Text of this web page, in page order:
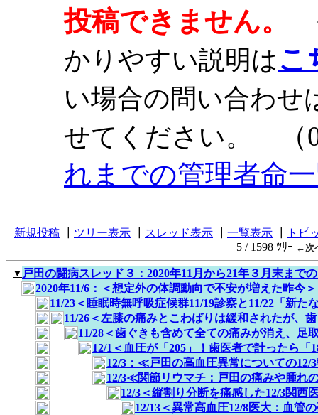
投稿できません。
かりやすい説明はこ
い場合の問い合わせ
せてください。
（
れまでの管理者命
新規投稿 ツリー表示 スレッド表示 一覧表示
トピ
5 / 1598 ﾂﾘｰ ←次
▼ 戸田の闘病スレッド３：2020年11月から21年３月末まで
2020年11/6：＜想定外の体調動向で不安が増えた昨今＞
11/23＜睡眠時無呼吸症候群11/19診察と11/22「新た
11/26＜左膝の痛みとこわばりは緩和されたが、
11/28＜歯ぐきも含めて全ての痛みが消え、足
12/1＜血圧が「205」！歯医者で計ったら
12/3：≪戸田の高血圧異常についての12/
12/3≪関節リウマチ：戸田の痛みや腫れ
12/3＜縦割り分断を痛感した12/3関西
12/13＜異常高血圧12/8医大：血管